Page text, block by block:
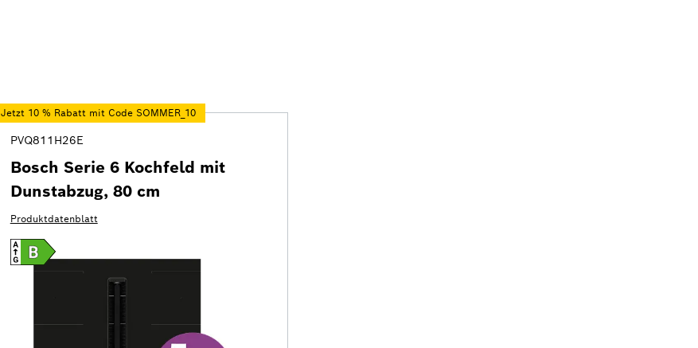
Jetzt 10 % Rabatt mit Code SOMMER_10
PVQ811H26E
Bosch Serie 6 Kochfeld mit
Dunstabzug, 80 cm
Produktdatenblatt